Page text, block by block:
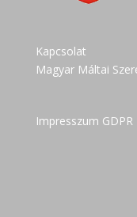
Kapcsolat
Magyar Máltai
Impresszum GDPR